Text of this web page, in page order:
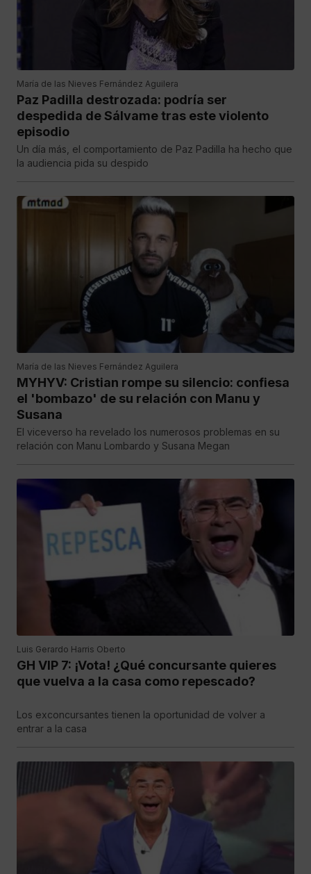
María de las Nieves Fernández Aguilera
Paz Padilla destrozada: podría ser
despedida de Sálvame tras este violento
episodio
Un día más, el comportamiento de Paz Padilla ha hecho que
la audiencia pida su despido
María de las Nieves Fernández Aguilera
MYHYV: Cristian rompe su silencio: confiesa
el 'bombazo' de su relación con Manu y
Susana
El viceverso ha revelado los numerosos problemas en su
relación con Manu Lombardo y Susana Megan
Luis Gerardo Harris Oberto
GH VIP 7: ¡Vota! ¿Qué concursante quieres
que vuelva a la casa como repescado?
Los exconcursantes tienen la oportunidad de volver a
entrar a la casa